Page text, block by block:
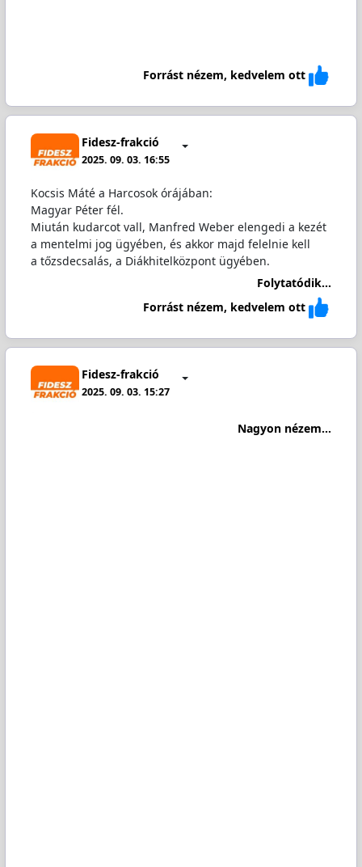
Forrást nézem, kedvelem ott
Fidesz-frakció
2025. 09. 03. 16:55
Kocsis Máté a Harcosok órájában:
Magyar Péter fél.
Miután kudarcot vall, Manfred Weber elengedi a kezét
a mentelmi jog ügyében, és akkor majd felelnie kell
a tőzsdecsalás, a Diákhitelközpont ügyében.
Folytatódik...
Forrást nézem, kedvelem ott
Fidesz-frakció
2025. 09. 03. 15:27
Nagyon nézem...